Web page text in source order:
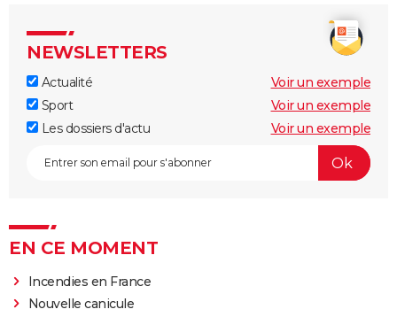
NEWSLETTERS
Actualité
Voir un exemple
Sport
Voir un exemple
Les dossiers d'actu
Voir un exemple
EN CE MOMENT
Incendies en France
Nouvelle canicule